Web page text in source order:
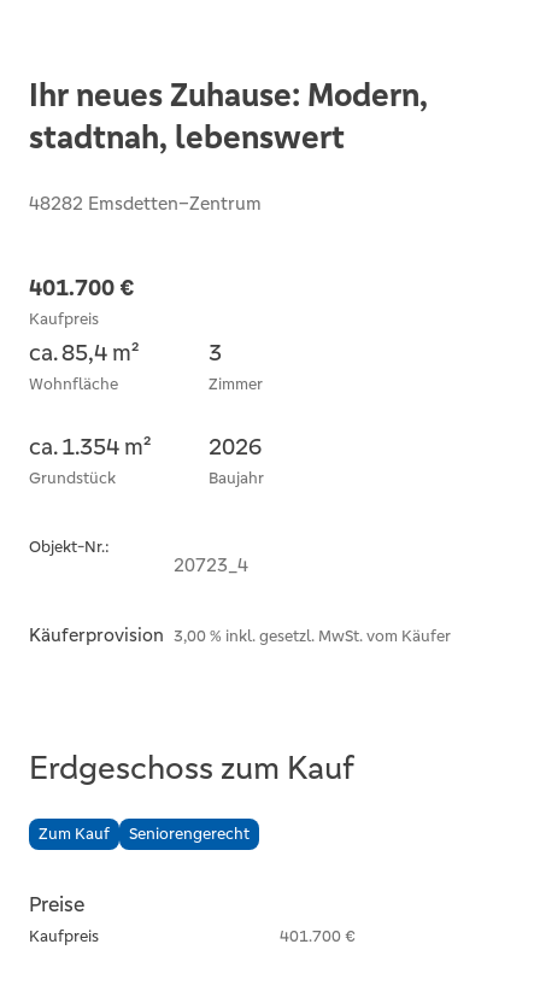
Ihr neues Zuhause: Modern,
stadtnah, lebenswert
48282 Emsdetten–Zentrum
401.700 €
Kaufpreis
ca. 85,4 m²
Wohnfläche
3
Zimmer
ca. 1.354 m²
Grundstück
2026
Baujahr
Objekt-Nr.:
20723_4
Käuferprovision 3,00 % inkl. gesetzl. MwSt. vom Käufer
Erdgeschoss zum Kauf
Zum Kauf Seniorengerecht
Preise
Kaufpreis 401.700 €